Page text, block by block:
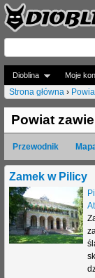
Dioblina Moje
J
e
s
t
e
ś
t
Strona główna ›
Powiat
Przewodnik
Zamek w Pilicy